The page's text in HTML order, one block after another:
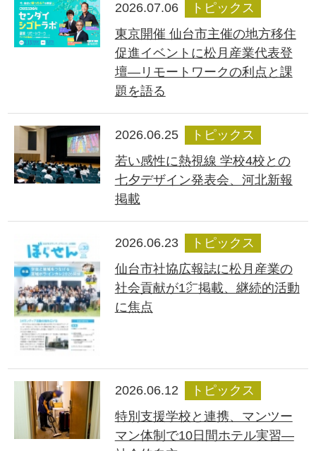
2026.07.06
トピックス
東京開催 仙台市主催の地方移住
促進イベントに松月産業代表登
壇―リモートワークの利点と課
題を語る
2026.06.25
トピックス
若い感性に熱視線 学校4校との
七夕デザイン発表会、河北新報
掲載
2026.06.23
トピックス
仙台市社協広報誌に松月産業の
社会貢献が1㌻掲載、継続的活動
に焦点
2026.06.12
トピックス
特別支援学校と連携、マンツー
マン体制で10日間ホテル実習―